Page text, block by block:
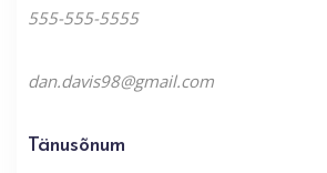
555-555-5555
dan.davis98@gmail.com
Tänusõnum